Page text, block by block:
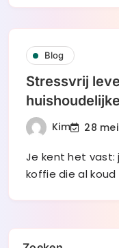
Blog
Stressvrij
Kim 28
Je kent het
koffie die al